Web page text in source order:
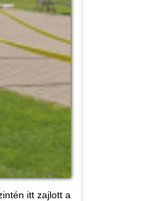
itt zajlott a